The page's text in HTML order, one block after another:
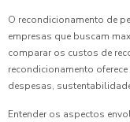
O recondicionamento de
empresas que buscam
comparar os custos de
recondicionamento
despesas,
Entender os aspectos